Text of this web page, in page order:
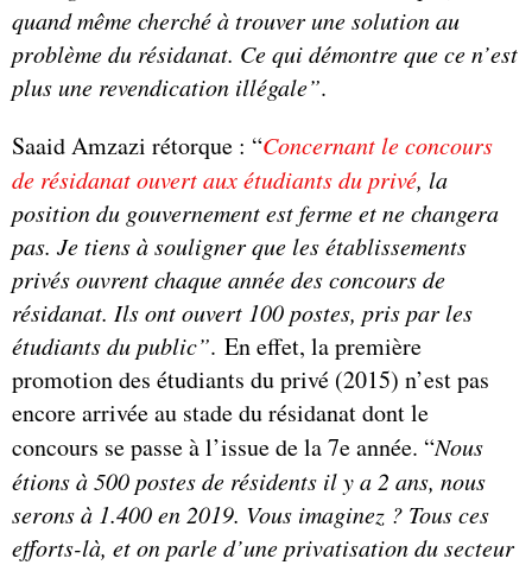
quand même cherché à trouver une solution au
problème du résidanat. Ce qui démontre que ce n’est
plus une revendication illégale”.
Saaid Amzazi rétorque : “Concernant le concours
de résidanat ouvert aux étudiants du privé, la
position du gouvernement est ferme et ne changera
pas. Je tiens à souligner que les établissements
privés ouvrent chaque année des concours de
résidanat. Ils ont ouvert 100 postes, pris par les
étudiants du public”. En effet, la première
promotion des étudiants du privé (2015) n’est pas
encore arrivée au stade du résidanat dont le
concours se passe à l’issue de la 7e année. “Nous
étions à 500 postes de résidents il y a 2 ans, nous
serons à 1.400 en 2019. Vous imaginez ? Tous ces
efforts-là, et on parle d’une privatisation du secteur